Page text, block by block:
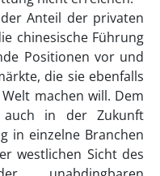
Anteil der privaten
chinesische Führung
Positionen vor und
die sie ebenfalls
machen will. Dem
auch in der Zukunft
in einzelne Branchen
westlichen Sicht des